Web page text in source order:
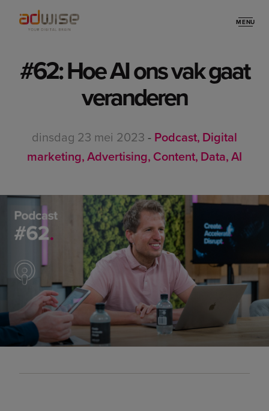
MENU
#62: Hoe AI ons vak gaat
veranderen
dinsdag 23 mei 2023 - Podcast Digital
marketing Advertising Content Data AI